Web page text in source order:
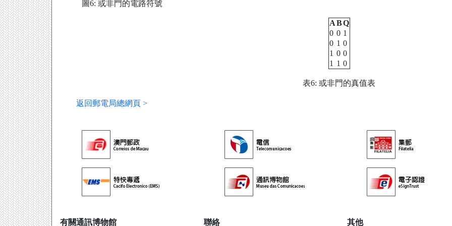
圖6: 或非門的電路符號
ABQ
0 0 1
0 1 0
1 0 0
1 1 0
表6: 或非門的真值表
返回郵電局總網頁 >
有關通訊博物館 聯絡 其他